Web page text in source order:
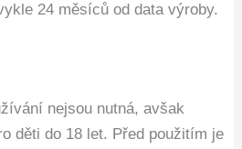
24 měsíců od data výroby.
nejsou nutná, avšak
děti do 18 let. Před použitím je